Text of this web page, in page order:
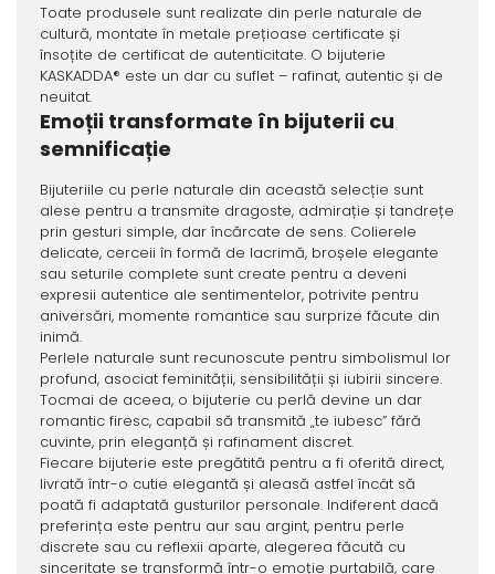
Toate produsele sunt realizate din perle naturale de
cultură, montate în metale prețioase certificate și
însoțite de certificat de autenticitate. O bijuterie
KASKADDA® este un dar cu suflet – rafinat, autentic și de
neuitat.
Emoții transformate în bijuterii cu
semnificație
Bijuteriile cu perle naturale din această selecție sunt
alese pentru a transmite dragoste, admirație și tandrețe
prin gesturi simple, dar încărcate de sens. Colierele
delicate, cerceii în formă de lacrimă, broșele elegante
sau seturile complete sunt create pentru a deveni
expresii autentice ale sentimentelor, potrivite pentru
aniversări, momente romantice sau surprize făcute din
inimă.
Perlele naturale sunt recunoscute pentru simbolismul lor
profund, asociat feminității, sensibilității și iubirii sincere.
Tocmai de aceea, o bijuterie cu perlă devine un dar
romantic firesc, capabil să transmită „te iubesc” fără
cuvinte, prin eleganță și rafinament discret.
Fiecare bijuterie este pregătită pentru a fi oferită direct,
livrată într-o cutie elegantă și aleasă astfel încât să
poată fi adaptată gusturilor personale. Indiferent dacă
preferința este pentru aur sau argint, pentru perle
discrete sau cu reflexii aparte, alegerea făcută cu
sinceritate se transformă într-o emoție purtabilă, care